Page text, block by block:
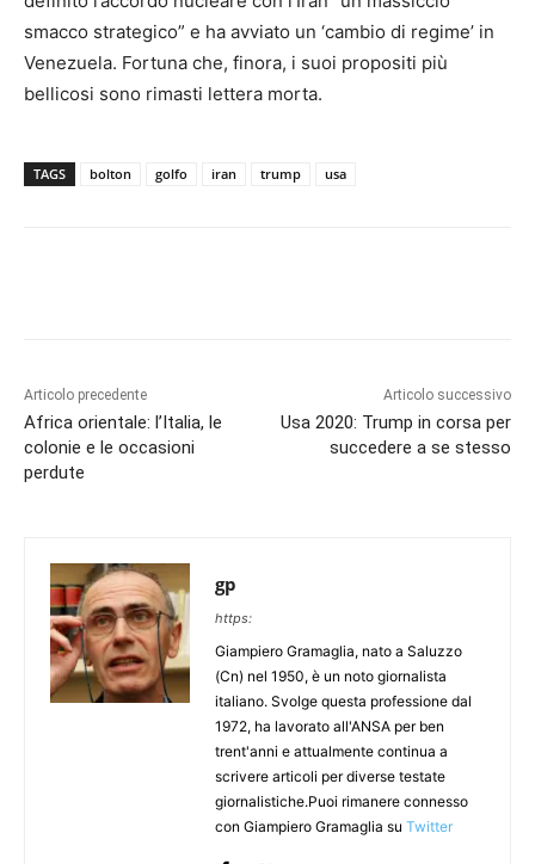
smacco strategico” e ha avviato un ‘cambio di regime’ in
Venezuela. Fortuna che, finora, i suoi propositi più
bellicosi sono rimasti lettera morta.
TAGS bolton golfo iran trump usa
Articolo precedente
Africa orientale: l’Italia, le
colonie e le occasioni
perdute
Articolo successivo
Usa 2020: Trump in corsa per
succedere a se stesso
gp
https:
Giampiero Gramaglia, nato a Saluzzo
(Cn) nel 1950, è un noto giornalista
italiano. Svolge questa professione dal
1972, ha lavorato all'ANSA per ben
trent'anni e attualmente continua a
scrivere articoli per diverse testate
giornalistiche.Puoi rimanere connesso
con Giampiero Gramaglia su Twitter